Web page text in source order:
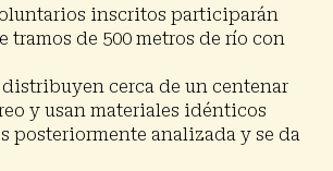
inscritos participarán
de 500 metros de río con
cerca de un centenar
y usan materiales idénticos
posteriormente analizada y se da